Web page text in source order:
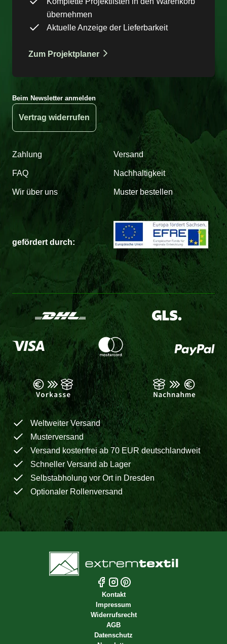
übernehmen
Aktuelle Anzeige der Lieferbarkeit
Zum Projektplaner
Beim Newsletter anmelden
Vertrag widerrufen
Zahlung Versand
FAQ Nachhaltigkeit
Wir über uns Muster bestellen
gefördert durch:
Weltweiter Versand
Musterversand
Versand kostenfrei ab 70 EUR deutschlandweit
Schneller Versand ab Lager
Selbstabholung vor Ort in Dresden
Optionaler Rollenversand
Kontakt
Impressum
Widerrufsrecht
AGB
Datenschutz